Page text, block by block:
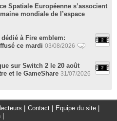
Spatiale Européenne s’associent
mondiale de l’espace
à Fire emblem:
ce mardi 03/08/2026
sur Switch 2 le 20 août
et le GameShare 31/07/2026
Contact Equipe du site